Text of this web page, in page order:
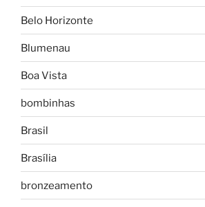
Belo Horizonte
Blumenau
Boa Vista
bombinhas
Brasil
Brasília
bronzeamento